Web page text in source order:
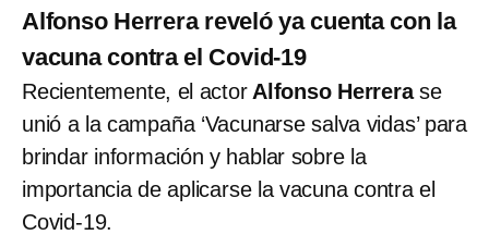
Alfonso Herrera reveló ya cuenta con la
vacuna contra el Covid-19
Recientemente, el actorAlfonso Herrerase
unió a la campaña ‘Vacunarse salva vidas’ para
brindar información y hablar sobre la
importancia de aplicarse la vacuna contra el
Covid-19.